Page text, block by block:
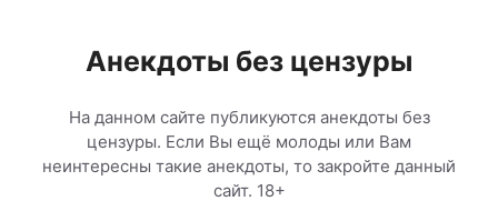
содержимомуАнекдоты без цензуры
На данном сайте публикуются анекдоты без
цензуры. Если Вы ещё молоды или Вам
неинтересны такие анекдоты, то закройте данный
сайт. 18+